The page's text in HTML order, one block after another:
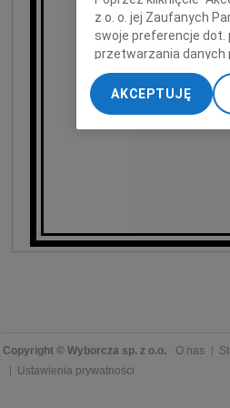
Copyright © Wyborcza sp. z o.o. O nas
Ustawienia prywatności
z o. o. jej Zaufanych
swoje preferencje dot.
przetwarzania danych
„Ustawienia
My, nasi Zaufani
dokładnych danych
Przechowywanie
treści, badnie
AKCEPTUJĘ